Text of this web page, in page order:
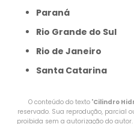
Paraná
Rio Grande do Sul
Rio de Janeiro
Santa Catarina
O conteúdo do texto "Cilindro
reservado. Sua reprodução, parcial
proibida sem a autorização do